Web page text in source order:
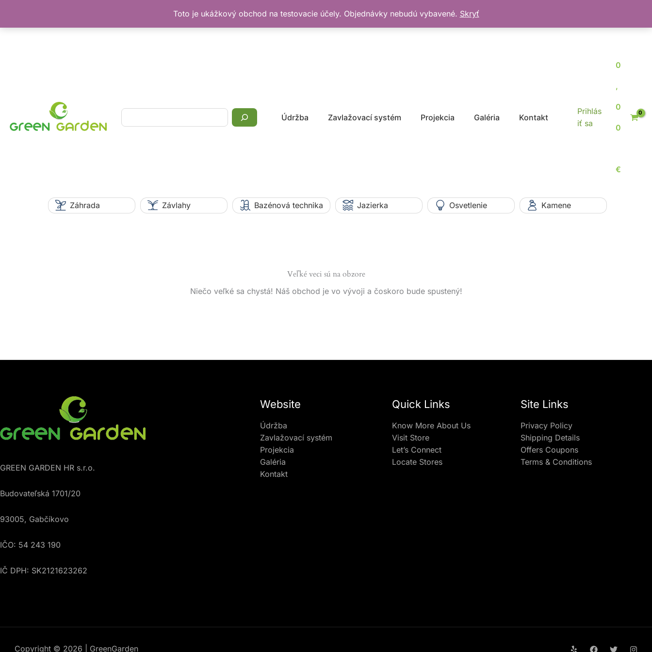
Toto je ukážkový obchod na testovacie účely. Objednávky nebudú vybavené. Skryť
Údržba Zavlažovací systém Projekcia Galéria Kontakt
Prihlás
iť sa
0
,
0
0
€
Záhrada Závlahy Bazénová technika Jazierka Osvetlenie Kamene
Veľké veci sú na obzore
Niečo veľké sa chystá! Náš obchod je vo vývoji a čoskoro bude spustený!
GREEN GARDEN HR s.r.o.
Budovateľská 1701/20
93005, Gabčíkovo
IČO: 54 243 190
IČ DPH: SK2121623262
Website
Údržba
Zavlažovací systém
Projekcia
Galéria
Kontakt
Quick Links
Know More About Us
Visit Store
Let’s Connect
Locate Stores
Site Links
Privacy Policy
Shipping Details
Offers Coupons
Terms & Conditions
Copyright © 2026 | GreenGarden